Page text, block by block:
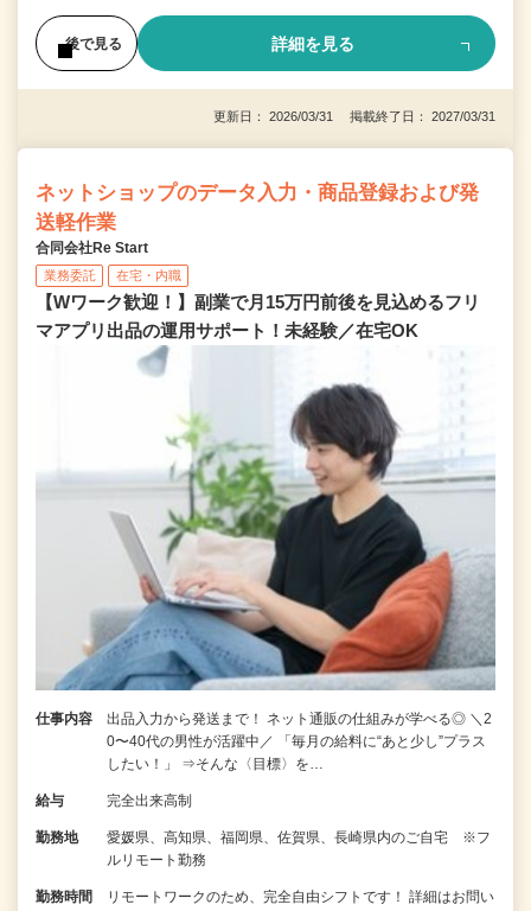
後で見る 詳細を見る
更新日： 2026/03/31 掲載終了日： 2027/03/31
ネットショップのデータ入力・商品登録および発
送軽作業
合同会社Re Start
業務委託 在宅・内職
【Wワーク歓迎！】副業で月15万円前後を見込めるフリ
マアプリ出品の運用サポート！未経験／在宅OK
仕事内容
出品入力から発送まで！ ネット通販の仕組みが学べる◎ ＼2
0〜40代の男性が活躍中／ 「毎月の給料に“あと少し”プラス
したい！」 ⇒そんな〈目標〉を…
給与 完全出来高制
勤務地
愛媛県、高知県、福岡県、佐賀県、長崎県内のご自宅 ※フ
ルリモート勤務
勤務時間
リモートワークのため、完全自由シフトです！ 詳細はお問い